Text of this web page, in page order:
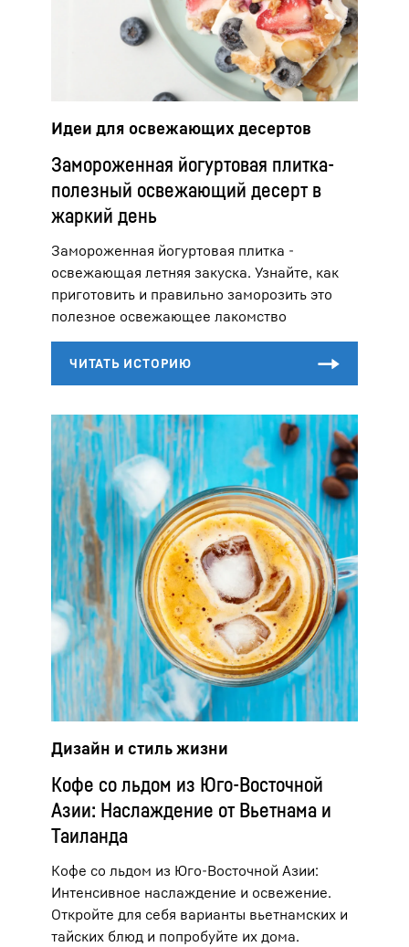
Идеи для освежающих десертов
Замороженная йогуртовая плитка-
полезный освежающий десерт в
жаркий день
Замороженная йогуртовая плитка -
освежающая летняя закуска. Узнайте, как
приготовить и правильно заморозить это
полезное освежающее лакомство
Дизайн и стиль жизни
Кофе со льдом из Юго-Восточной
Азии: Наслаждение от Вьетнама и
Таиланда
Кофе со льдом из Юго-Восточной Азии:
Интенсивное наслаждение и освежение.
Откройте для себя варианты вьетнамских и
тайских блюд и попробуйте их дома.